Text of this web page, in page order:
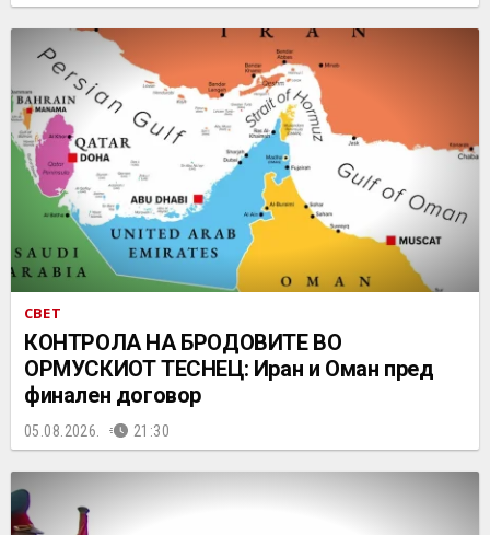
СВЕТ
КОНТРОЛА НА БРОДОВИТЕ ВО
ОРМУСКИОТ ТЕСНЕЦ: Иран и Оман пред
финален договор
05.08.2026. 21:30